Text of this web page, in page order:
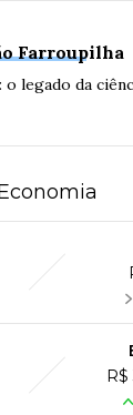
Farroupilha
o legado da
R$